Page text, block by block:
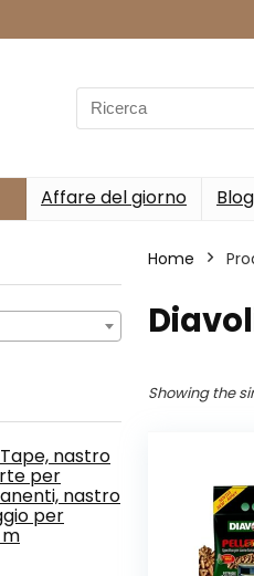
Search
for:
Affare del giorno
nastro
per
nastro
per
m
Home
Showing the